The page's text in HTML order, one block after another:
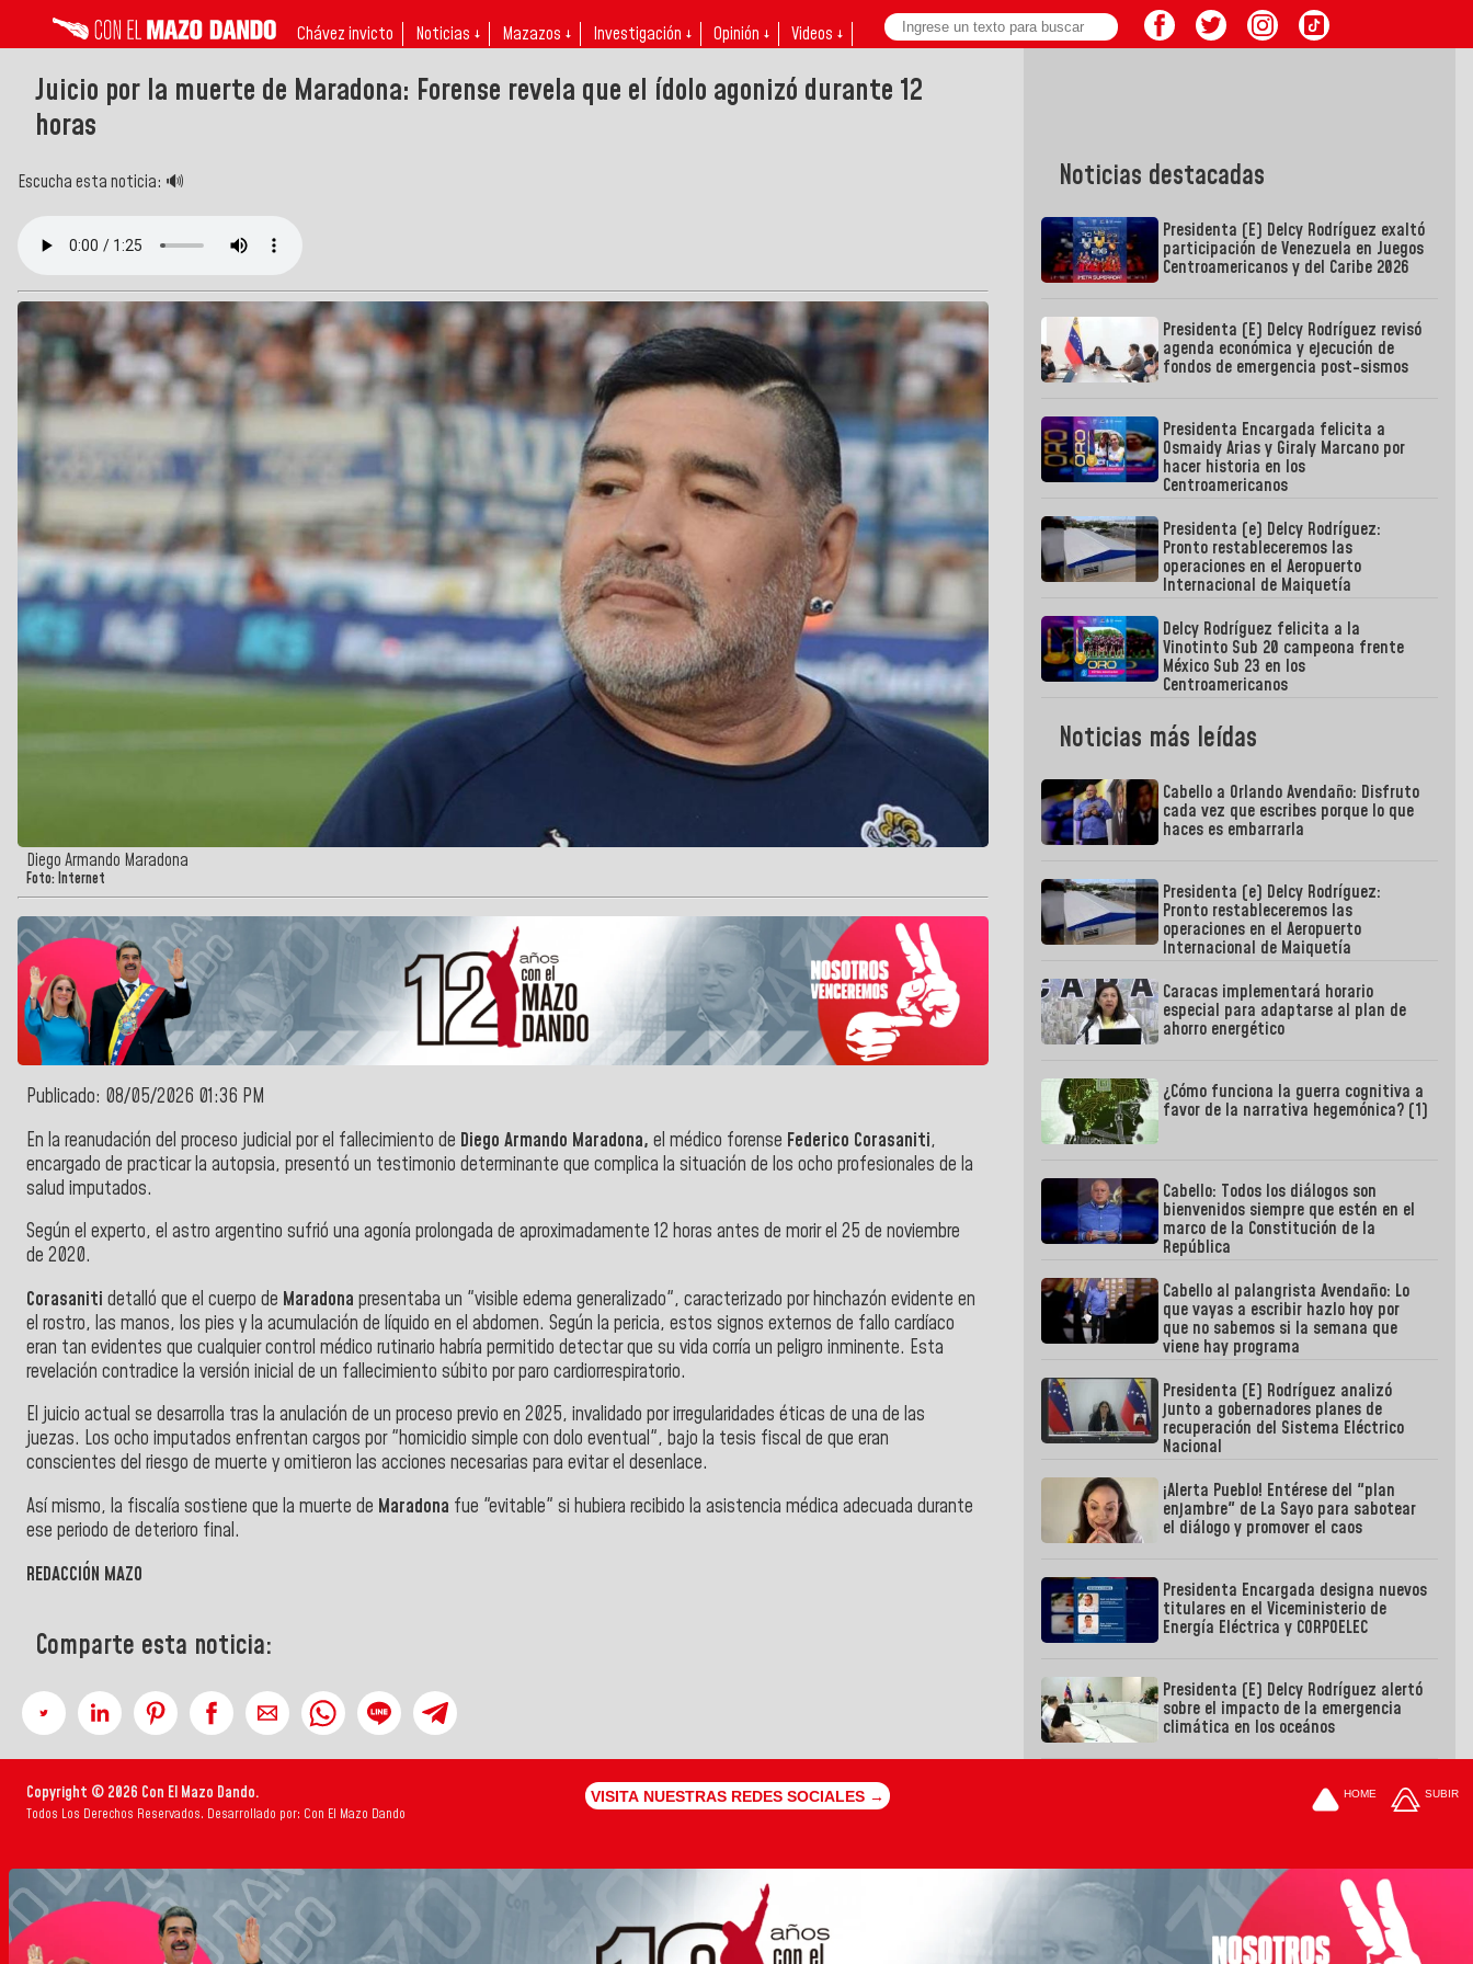
Chávez invicto Noticias ↓ Mazazos ↓ Investigación ↓ Opinión ↓ Videos ↓
Juicio por la muerte de Maradona: Forense revela que el ídolo agonizó durante 12
horas
Escucha esta noticia: 🔊
Diego Armando Maradona
Foto: Internet
Publicado: 08/05/2026 01:36 PM
En la reanudación del proceso judicial por el fallecimiento de Diego Armando Maradona, el médico forense Federico Corasaniti,
encargado de practicar la autopsia, presentó un testimonio determinante que complica la situación de los ocho profesionales de la
salud imputados.
Según el experto, el astro argentino sufrió una agonía prolongada de aproximadamente 12 horas antes de morir el 25 de noviembre
de 2020.
Corasaniti detalló que el cuerpo de Maradona presentaba un "visible edema generalizado", caracterizado por hinchazón evidente en
el rostro, las manos, los pies y la acumulación de líquido en el abdomen. Según la pericia, estos signos externos de fallo cardíaco
eran tan evidentes que cualquier control médico rutinario habría permitido detectar que su vida corría un peligro inminente. Esta
revelación contradice la versión inicial de un fallecimiento súbito por paro cardiorrespiratorio.
El juicio actual se desarrolla tras la anulación de un proceso previo en 2025, invalidado por irregularidades éticas de una de las
juezas. Los ocho imputados enfrentan cargos por "homicidio simple con dolo eventual", bajo la tesis fiscal de que eran
conscientes del riesgo de muerte y omitieron las acciones necesarias para evitar el desenlace.
Así mismo, la fiscalía sostiene que la muerte de Maradona fue "evitable" si hubiera recibido la asistencia médica adecuada durante
ese periodo de deterioro final.
REDACCIÓN MAZO
Comparte esta noticia:
Noticias destacadas
Presidenta (E) Delcy Rodríguez exaltó
participación de Venezuela en Juegos
Centroamericanos y del Caribe 2026
Presidenta (E) Delcy Rodríguez revisó
agenda económica y ejecución de
fondos de emergencia post-sismos
Presidenta Encargada felicita a
Osmaidy Arias y Giraly Marcano por
hacer historia en los
Centroamericanos
Presidenta (e) Delcy Rodríguez:
Pronto restableceremos las
operaciones en el Aeropuerto
Internacional de Maiquetía
Delcy Rodríguez felicita a la
Vinotinto Sub 20 campeona frente
México Sub 23 en los
Centroamericanos
Noticias más leídas
Cabello a Orlando Avendaño: Disfruto
cada vez que escribes porque lo que
haces es embarrarla
Presidenta (e) Delcy Rodríguez:
Pronto restableceremos las
operaciones en el Aeropuerto
Internacional de Maiquetía
Caracas implementará horario
especial para adaptarse al plan de
ahorro energético
¿Cómo funciona la guerra cognitiva a
favor de la narrativa hegemónica? (1)
Cabello: Todos los diálogos son
bienvenidos siempre que estén en el
marco de la Constitución de la
República
Cabello al palangrista Avendaño: Lo
que vayas a escribir hazlo hoy por
que no sabemos si la semana que
viene hay programa
Presidenta (E) Rodríguez analizó
junto a gobernadores planes de
recuperación del Sistema Eléctrico
Nacional
¡Alerta Pueblo! Entérese del "plan
enjambre" de La Sayo para sabotear
el diálogo y promover el caos
Presidenta Encargada designa nuevos
titulares en el Viceministerio de
Energía Eléctrica y CORPOELEC
Presidenta (E) Delcy Rodríguez alertó
sobre el impacto de la emergencia
climática en los oceános
Copyright © 2026 Con El Mazo Dando.
Todos Los Derechos Reservados. Desarrollado por: Con El Mazo Dando
VISITA NUESTRAS REDES SOCIALES → HOME SUBIR